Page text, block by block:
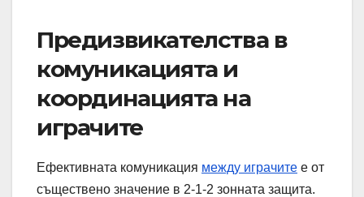
Предизвикателства в
комуникацията и
координацията на
играчите
Ефективната комуникация между играчите е от
съществено значение в 2-1-2 зонната защита.